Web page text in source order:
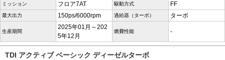
ミッション フロア7AT 駆動方式 FF
最大出力 150ps/6000rpm 過給器（ターボ） ターボ
生産期間
2025年01月～202
5年12月
燃費性能 -
TDI アクティブ ベーシック ディーゼルターボ